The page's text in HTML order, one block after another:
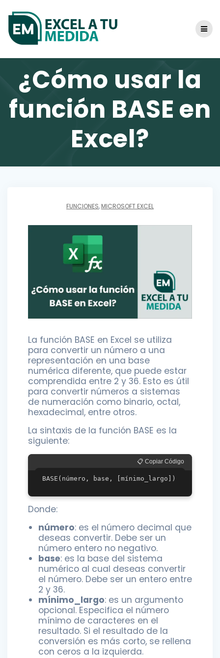
content
¿Cómo usar la
función BASE en
Excel?
FUNCIONES, MICROSOFT EXCEL
La función BASE en Excel se utiliza
para convertir un número a una
representación en una base
numérica diferente, que puede estar
comprendida entre 2 y 36. Esto es útil
para convertir números a sistemas
de numeración como binario, octal,
hexadecimal, entre otros.
La sintaxis de la función BASE es la
siguiente:
📋 Copiar Código
Donde:
número: es el número decimal que
deseas convertir. Debe ser un
número entero no negativo.
base: es la base del sistema
numérico al cual deseas convertir
el número. Debe ser un entero entre
2 y 36.
mínimo_largo: es un argumento
opcional. Especifica el número
mínimo de caracteres en el
resultado. Si el resultado de la
conversión es más corto, se rellena
con ceros a la izquierda.